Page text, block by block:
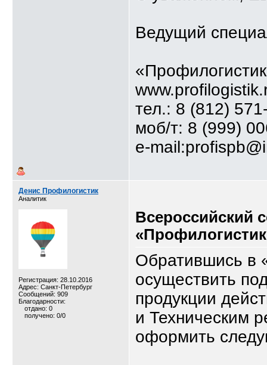
Ведущий
тел.: 8 (812)
моб/т: 8 (999)
e-
Денис Профилогистик
Аналитик
Регистрация: 28.10.2016
Адрес: Санкт-Петербург
Сообщений: 909
Благодарности:
отдано: 0
получено: 0/0
Всероссийский
Обратившись в
осуществить
продукции
и Техническим
оформить